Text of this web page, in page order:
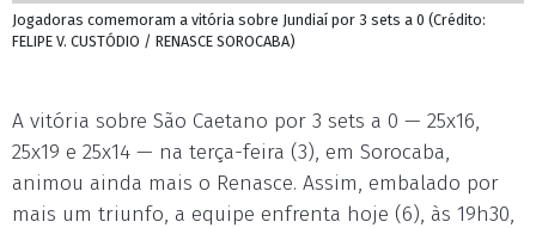
Jogadoras comemoram a vitória sobre Jundiaí por 3 sets a 0 (Crédito:
FELIPE V. CUSTÓDIO / RENASCE SOROCABA)
A vitória sobre São Caetano por 3 sets a 0 — 25x16,
25x19 e 25x14 — na terça-feira (3), em Sorocaba,
animou ainda mais o Renasce. Assim, embalado por
mais um triunfo, a equipe enfrenta hoje (6), às 19h30,